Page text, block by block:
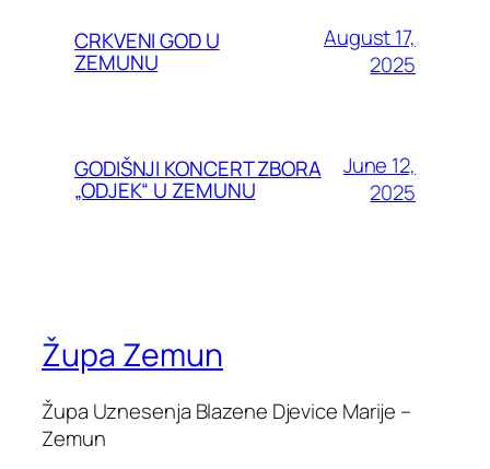
CRKVENI GOD U
ZEMUNU
August 17,
2025
GODIŠNJI KONCERT ZBORA
„ODJEK“ U ZEMUNU
June 12,
2025
Župa Zemun
Župa Uznesenja Blazene Djevice Marije –
Zemun